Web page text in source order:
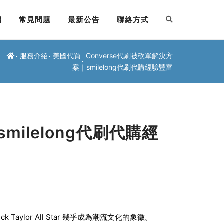
常見問題 最新公告 聯絡方式
服務介紹 美國代買
Converse代刷被砍單解決方
案｜smilelong代刷代購經驗豐富
代刷代購經
Taylor All Star 幾乎成為潮流文化的象徵。